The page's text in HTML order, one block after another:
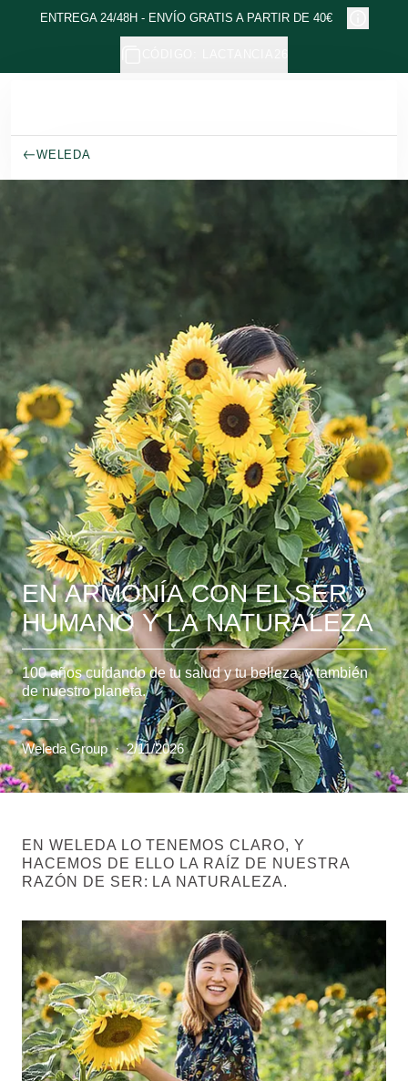
Ir al contenido principal
ENTREGA 24/48H - ENVÍO GRATIS A PARTIR DE 40€
WELEDA
EN ARMONÍA CON EL SER
HUMANO Y LA NATURALEZA
100 años cuidando de tu salud y tu belleza, y también
de nuestro planeta.
Weleda Group · 2/11/2026
EN WELEDA LO TENEMOS CLARO, Y
HACEMOS DE ELLO LA RAÍZ DE NUESTRA
RAZÓN DE SER: LA NATURALEZA.